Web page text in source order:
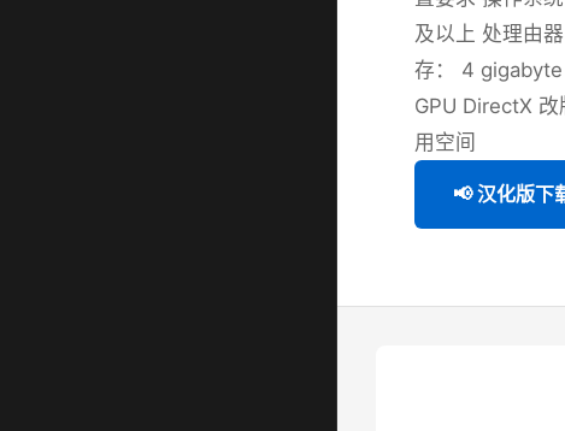
及以上 处理由
存： 4
GPU DirectX
用空间
📢 汉化版下